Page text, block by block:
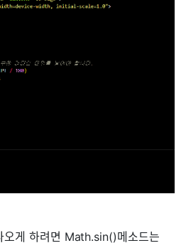
오게 하려면 Math.sin()메소드는